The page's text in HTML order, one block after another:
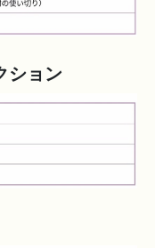
ション